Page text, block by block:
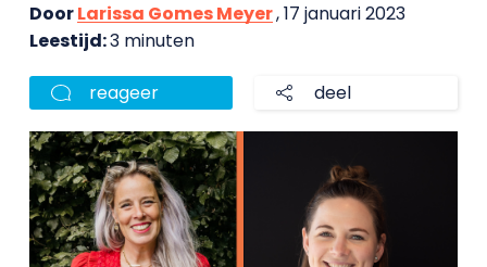
DoorLarissa Gomes Meyer, 17 januari 2023
Leestijd:3 minuten
reageer deel